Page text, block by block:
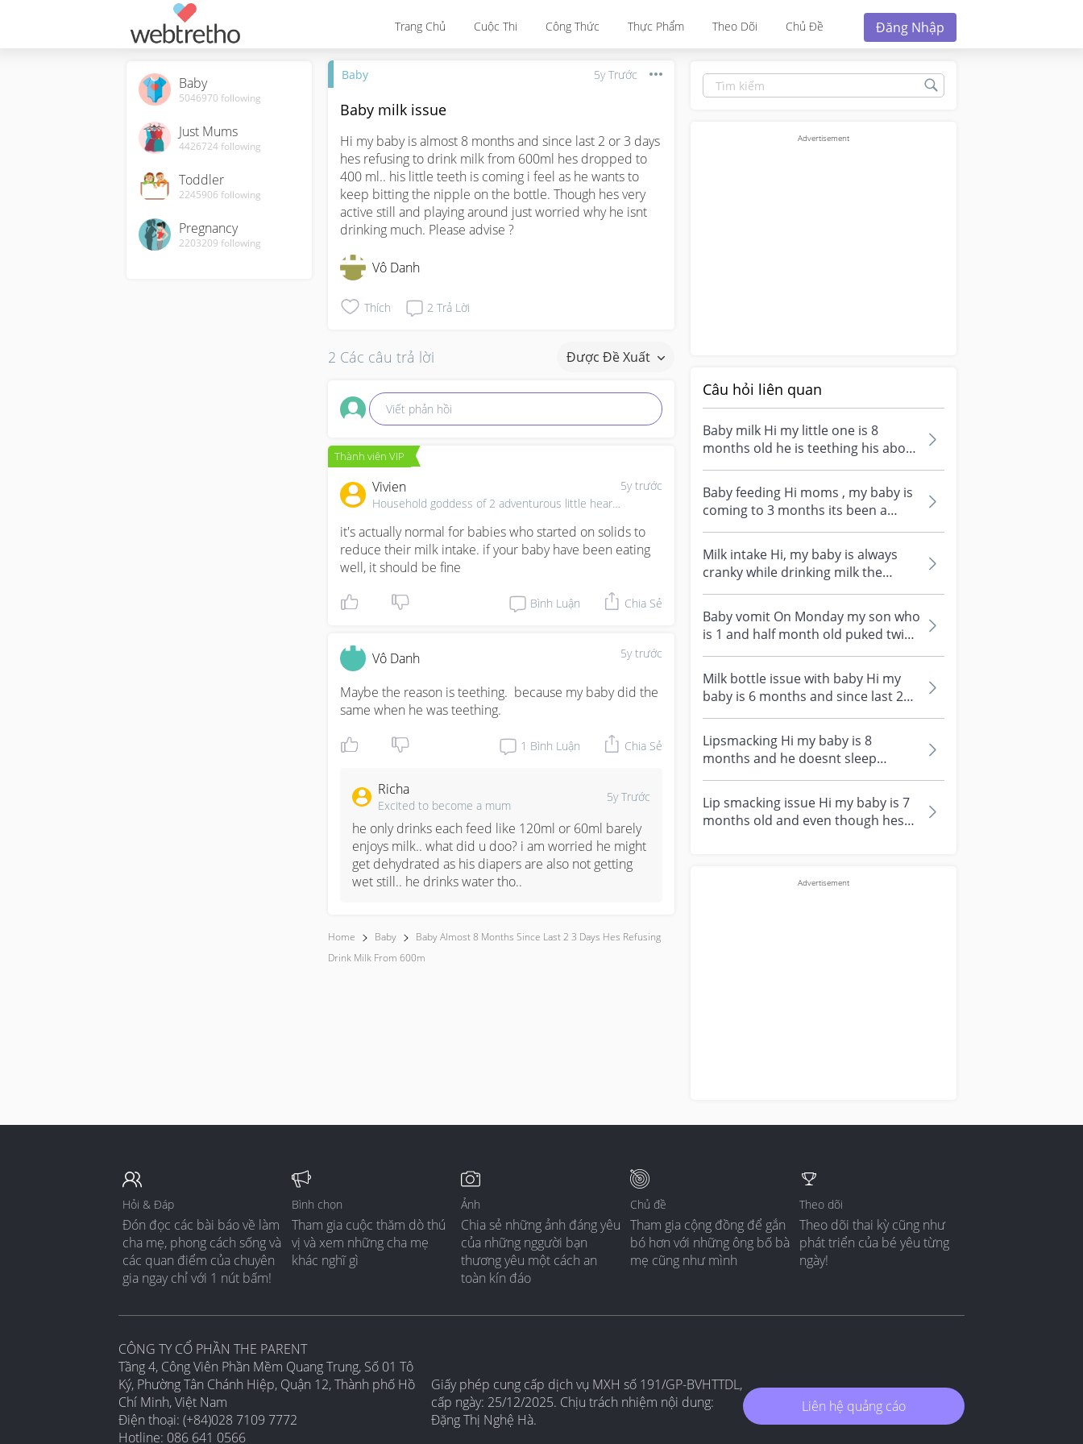
Trang Chủ Cuộc Thi Công Thức Thực Phẩm Theo Dõi Chủ Đề Đăng Nhập
Baby
5046970 following
Just Mums
4426724following
Toddler
2245906 following
Pregnancy
2203209 following
Baby 5y Trước
Baby milk issue
Hi my baby is almost 8 months and since last 2 or 3 days
hes refusing to drink milk from 600ml hes dropped to
400 ml.. his little teeth is coming i feel as he wants to
keep bitting the nipple on the bottle. Though hes very
active still and playing around just worried why he isnt
drinking much. Please advise ?
Vô Danh
Thích 2 Trả Lời
2 Các câu trả lời Được Đề Xuất
Viết phản hồi
Thành viên VIP
5y trước
Vivien
Household goddess of 2 adventurous little heart throb
it's actually normal for babies who started on solids to
reduce their milk intake. if your baby have been eating
well, it should be fine
Bình Luận Chia Sẻ
5y trước
Vô Danh
Maybe the reason is teething.  because my baby did the
same when he was teething.
1 Bình Luận Chia Sẻ
Richa
Excited to become a mum
5y Trước
he only drinks each feed like 120ml or 60ml barely
enjoys milk.. what did u doo? i am worried he might
get dehydrated as his diapers are also not getting
wet still.. he drinks water tho..
Home Baby
Baby Almost 8 Months Since Last 2 3 Days Hes Refusing
Drink Milk From 600m
Câu hỏi liên quan
Baby milk Hi my little one is 8
months old he is teething his above
teeth is coming his milk intake...
Baby feeding Hi moms , my baby is
coming to 3 months its been a
week his milk intake has reduced
an...
Milk intake Hi, my baby is always
cranky while drinking milk the
moment we put the bottle in the
mou...
Baby vomit On Monday my son who
is 1 and half month old puked twice
but it was little both the times...
Milk bottle issue with baby Hi my
baby is 6 months and since last 2
weeks he drinks milk but has bec...
Lipsmacking Hi my baby is 8
months and he doesnt sleep
through the night and he keeps
tossing and tu...
Lip smacking issue Hi my baby is 7
months old and even though hes
Hỏi & Đáp
Đón đọc các bài báo về làm
cha mẹ, phong cách sống và
các quan điểm của chuyên
gia ngay chỉ với 1 nút bấm!
Bình chọn
Tham gia cuộc thăm dò thú
vị và xem những cha mẹ
khác nghĩ gì
Ảnh
Chia sẻ những ảnh đáng yêu
của những nggười bạn
thương yêu một cách an
toàn kín đáo
Chủ đề
Tham gia cộng đồng để gắn
bó hơn với những ông bố bà
mẹ cũng như mình
Theo dõi
Theo dõi thai kỳ cũng như
phát triển của bé yêu từng
ngày!
CÔNG TY CỔ PHẦN THE PARENT
Tầng 4, Công Viên Phần Mềm Quang Trung, Số 01 Tô
Ký, Phường Tân Chánh Hiệp, Quận 12, Thành phố Hồ
Chí Minh, Việt Nam
Điện thoại: (+84)028 7109 7772
Hotline: 086 641 0566
Giấy phép cung cấp dịch vụ MXH số 191/GP-BVHTTDL,
cấp ngày: 25/12/2025. Chịu trách nhiệm nội dung:
Đặng Thị Nghệ Hà.
Liên hệ quảng cáo